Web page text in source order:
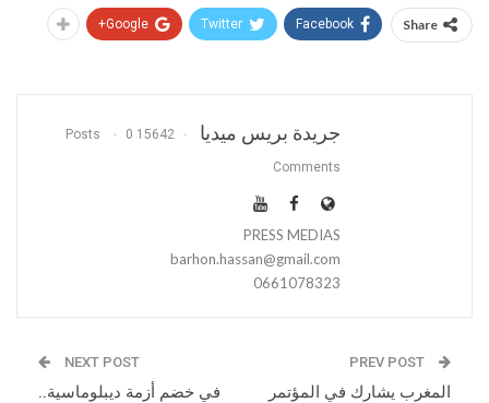
Share
Facebook
Twitter
Google+
جريدة بريس ميديا 15642 Posts
0
Comments
PRESS MEDIAS
barhon.hassan@gmail.com
0661078323
المغرب يشارك في المؤتمر
NEXT POST
في خضم أزمة ديبلوماسية..